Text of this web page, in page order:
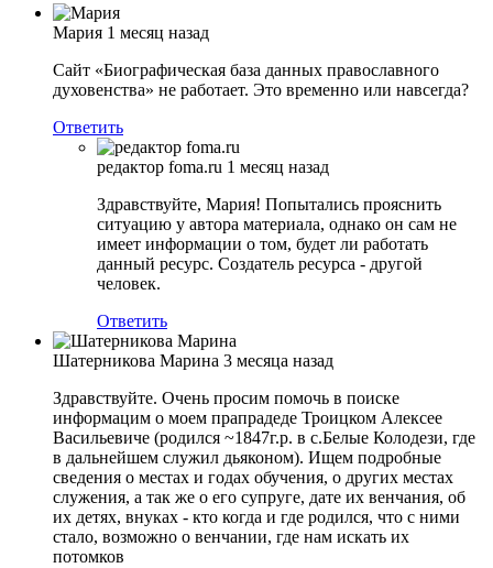
Мария 1 месяц назад
Сайт «Биографическая база данных православного
духовенства» не работает. Это временно или навсегда?
Ответить
редактор foma.ru 1 месяц назад
Здравствуйте, Мария! Попытались прояснить
ситуацию у автора материала, однако он сам не
имеет информации о том, будет ли работать
данный ресурс. Создатель ресурса - другой
человек.
Ответить
Шатерникова Марина 3 месяца назад
Здравствуйте. Очень просим помочь в поиске
информацим о моем прапрадеде Троицком Алексее
Васильевиче (родился ~1847г.р. в с.Белые Колодези, где
в дальнейшем служил дьяконом). Ищем подробные
сведения о местах и годах обучения, о других местах
служения, а так же о его супруге, дате их венчания, об
их детях, внуках - кто когда и где родился, что с ними
стало, возможно о венчании, где нам искать их
потомков